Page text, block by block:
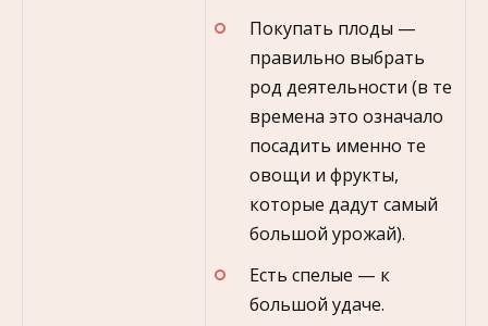
Покупать плоды —
правильно выбрать
род деятельности (в те
времена это означало
посадить именно те
овощи и фрукты,
которые дадут самый
большой урожай).
Есть спелые — к
большой удаче.